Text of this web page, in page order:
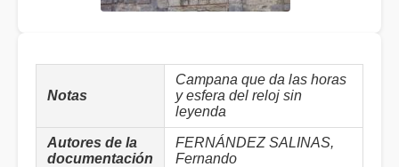
Notas
Campana que da las horas
y esfera del reloj sin
leyenda
Autores de la
documentación
FERNÁNDEZ SALINAS,
Fernando